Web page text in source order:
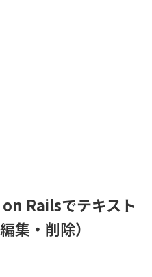
Railsでテキスト
集・削除）